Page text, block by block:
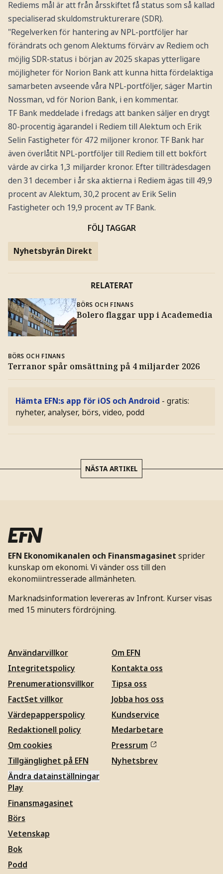
Rediems mål är att från årsskiftet få status som så kallad
specialiserad skuldomstrukturerare (SDR).
"Regelverken för hantering av NPL-portföljer har
förändrats och genom Alektums förvärv av Rediem och
möjlig SDR-status i början av 2025 skapas ytterligare
möjligheter för Norion Bank att kunna hitta fördelaktiga
samarbeten avseende våra NPL-portföljer, säger Martin
Nossman, vd för Norion Bank, i en kommentar.
TF Bank meddelade i fredags att banken säljer en drygt
80-procentig ägarandel i Rediem till Alektum och Erik
Selin Fastigheter för 472 miljoner kronor. TF Bank har
även överlåtit NPL-portföljer till Rediem till ett bokfört
värde av cirka 1,3 miljarder kronor. Efter tillträdesdagen
den 31 december i år ska aktierna i Rediem ägas till 49,9
procent av Alektum, 30,2 procent av Erik Selin
Fastigheter och 19,9 procent av TF Bank.
FÖLJ TAGGAR
Nyhetsbyrån Direkt
RELATERAT
BÖRS OCH FINANS
Bolero flaggar upp i Academedia
BÖRS OCH FINANS
Terranor spår omsättning på 4 miljarder 2026
Hämta EFN:s app för iOS och Android - gratis:
nyheter, analyser, börs, video, podd
NÄSTA ARTIKEL
EFN Ekonomikanalen och Finansmagasinet sprider
kunskap om ekonomi. Vi vänder oss till den
ekonomiintresserade allmänheten.
Marknadsinformation levereras av Infront. Kurser visas
med 15 minuters fördröjning.
Användarvillkor
Integritetspolicy
Prenumerationsvillkor
FactSet villkor
Värdepapperspolicy
Redaktionell policy
Om cookies
Tillgänglighet på EFN
Ändra datainställningar
Om EFN
Kontakta oss
Tipsa oss
Jobba hos oss
Kundservice
Medarbetare
Pressrum
Nyhetsbrev
Play
Finansmagasinet
Börs
Vetenskap
Bok
Podd